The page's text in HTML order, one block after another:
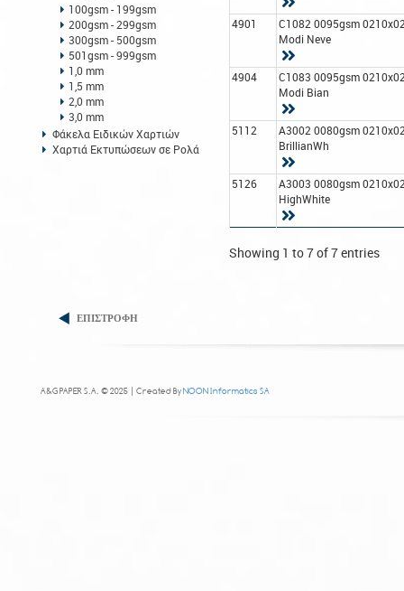
100gsm - 199gsm
200gsm - 299gsm
300gsm - 500gsm
501gsm - 999gsm
1,0 mm
1,5 mm
2,0 mm
3,0 mm
Φάκελα Ειδικών Χαρτιών
Χαρτιά Εκτυπώσεων σε Ρολά
4901
C1082 0095gsm
Modi Neve
4904
C1083 0095gsm
Modi Bian
5112
A3002 0080gsm
BrillianWh
5126
A3003 0080gsm
HighWhite
Showing 1 to 7 of 7 entries
ΕΠΙΣΤΡΟΦΗ
A&G PAPER S.A. © 2025 | Created ByNOON Informatics SA